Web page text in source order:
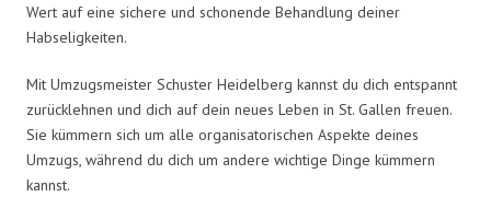
Wert auf eine sichere und schonende Behandlung deiner
Habseligkeiten.
Mit Umzugsmeister Schuster Heidelberg kannst du dich entspannt
zurücklehnen und dich auf dein neues Leben in St. Gallen freuen.
Sie kümmern sich um alle organisatorischen Aspekte deines
Umzugs, während du dich um andere wichtige Dinge kümmern
kannst.